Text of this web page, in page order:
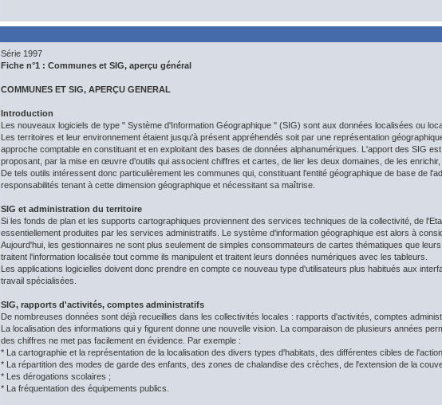
Série 1997
Fiche n°1 : Communes et SIG, aperçu général
COMMUNES ET SIG, APERÇU GENERAL
Introduction
Les nouveaux logiciels de type " Système d'Information Géographique " (SIG) sont aux données localisées ou
Les territoires et leur environnement étaient jusqu'à présent appréhendés soit par une représentation
approche comptable en constituant et en exploitant des bases de données alphanumériques. L'apport des SIG
proposant, par la mise en œuvre d'outils qui associent chiffres et cartes, de lier les deux domaines, de les
De tels outils intéressent donc particulièrement les communes qui, constituant l'entité géographique de base de
responsabilités tenant à cette dimension géographique et nécessitant sa maîtrise.
SIG et administration du territoire
Si les fonds de plan et les supports cartographiques proviennent des services techniques de la collectivité, de
essentiellement produites par les services administratifs. Le système d'information géographique est alors à
Aujourd'hui, les gestionnaires ne sont plus seulement de simples consommateurs de cartes thématiques que
traitent l'information localisée tout comme ils manipulent et traitent leurs données numériques avec les tableurs.
Les applications logicielles doivent donc prendre en compte ce nouveau type d'utilisateurs plus habitués aux
travail spécialisées.
SIG, rapports d'activités, comptes administratifs
De nombreuses données sont déjà recueillies dans les collectivités locales : rapports d'activités, comptes
La localisation des informations qui y figurent donne une nouvelle vision. La comparaison de plusieurs années
des chiffres ne met pas facilement en évidence. Par exemple :
* La cartographie et la représentation de la localisation des divers types d'habitats, des différentes cibles de
* La répartition des modes de garde des enfants, des zones de chalandise des crèches, de l'extension de la
* Les dérogations scolaires ;
* La fréquentation des équipements publics.